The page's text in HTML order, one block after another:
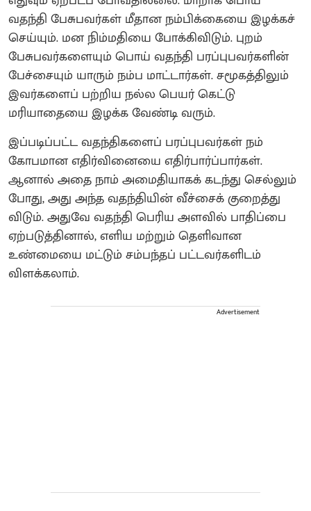
வதந்தி பேசுபவர்கள் மீதான நம்பிக்கையை இழக்கச்
செய்யும். மன நிம்மதியை போக்கிவிடும். புறம்
பேசுபவர்களையும் பொய் வதந்தி பரப்புபவர்களின்
பேச்சையும் யாரும் நம்ப மாட்டார்கள். சமூகத்திலும்
இவர்களைப் பற்றிய நல்ல பெயர் கெட்டு
மரியாதையை இழக்க வேண்டி வரும்.
இப்படிப்பட்ட வதந்திகளைப் பரப்புபவர்கள் நம்
கோபமான எதிர்வினையை எதிர்பார்ப்பார்கள்.
ஆனால் அதை நாம் அமைதியாகக் கடந்து செல்லும்
போது, அது அந்த வதந்தியின் வீச்சைக் குறைத்து
விடும். அதுவே வதந்தி பெரிய அளவில் பாதிப்பை
ஏற்படுத்தினால், எளிய மற்றும் தெளிவான
உண்மையை மட்டும் சம்பந்தப் பட்டவர்களிடம்
விளக்கலாம்.
Advertisement